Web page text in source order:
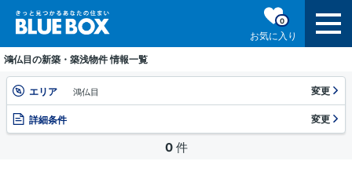
お気に入り
0
鴻仏目の新築・築浅物件 情報一覧
エリア 鴻仏目 変更
詳細条件 変更
0 件